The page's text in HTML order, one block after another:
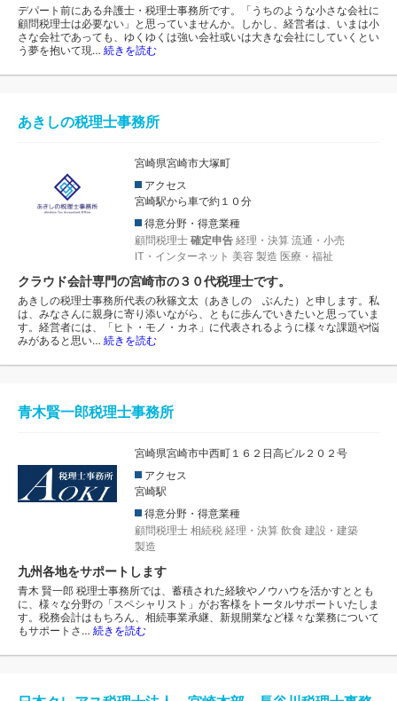
デパート前にある弁護士・税理士事務所です。「うちのような小さな会社に
顧問税理士は必要ない」と思っていませんか。しかし、経営者は、いまは小
さな会社であっても、ゆくゆくは強い会社或いは大きな会社にしていくとい
う夢を抱いて現… 続きを読む
あきしの税理士事務所
宮崎県宮崎市大塚町
アクセス
宮崎駅から車で約１０分
得意分野・得意業種
顧問税理士 確定申告 経理・決算 流通・小売
IT・インターネット 美容 製造 医療・福祉
クラウド会計専門の宮崎市の３０代税理士です。
あきしの税理士事務所代表の秋篠文太（あきしの ぶんた）と申します。私
は、みなさんに親身に寄り添いながら、ともに歩んでいきたいと思っていま
す。経営者には、「ヒト・モノ・カネ」に代表されるように様々な課題や悩
みがあると思い… 続きを読む
青木賢一郎税理士事務所
宮崎県宮崎市中西町１６２日高ビル２０２号
アクセス
宮崎駅
得意分野・得意業種
顧問税理士 相続税 経理・決算 飲食 建設・建築
製造
九州各地をサポートします
青木 賢一郎 税理士事務所では、蓄積された経験やノウハウを活かすととも
に、様々な分野の「スペシャリスト」がお客様をトータルサポートいたしま
す。税務会計はもちろん、相続事業承継、新規開業など様々な業務について
もサポートさ… 続きを読む